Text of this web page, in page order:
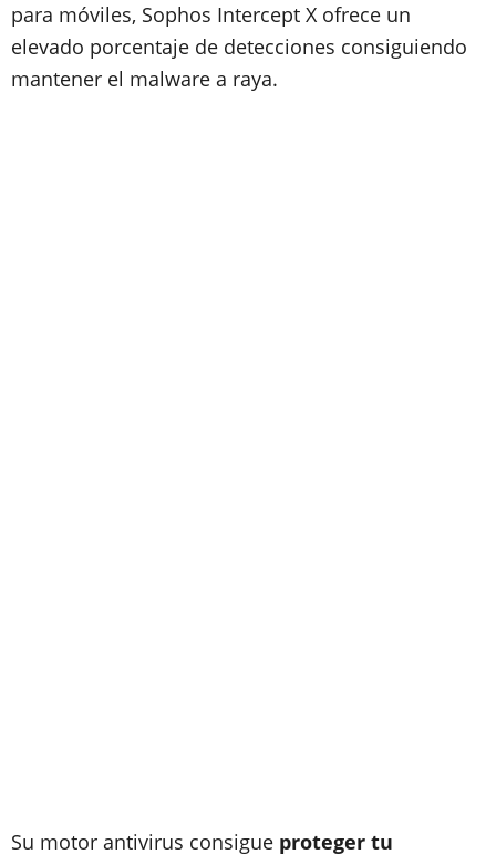
para móviles, Sophos Intercept X ofrece un
elevado porcentaje de detecciones consiguiendo
mantener el malware a raya.
Su motor antivirus consigue proteger tu